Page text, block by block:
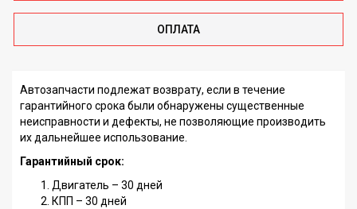
ОПЛАТА
Автозапчасти подлежат возврату, если в течение
гарантийного срока были обнаружены существенные
неисправности и дефекты, не позволяющие производить
их дальнейшее использование.
Гарантийный срок:
Двигатель – 30 дней
КПП – 30 дней